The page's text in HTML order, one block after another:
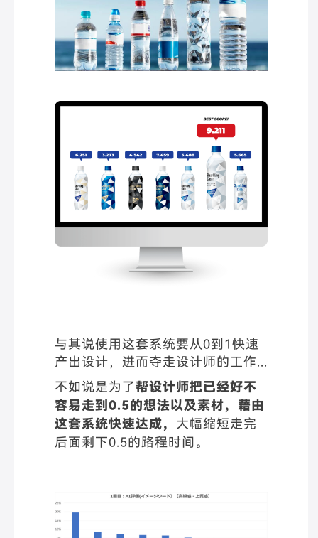
与其说使用这套系统要从0到1快速
产出设计，进而夺走设计师的工作...
不如说是为了帮设计师把已经好不
容易走到0.5的想法以及素材， 藉由
这套系统快速达成， 大幅缩短走完
后面剩下0.5的路程时间。